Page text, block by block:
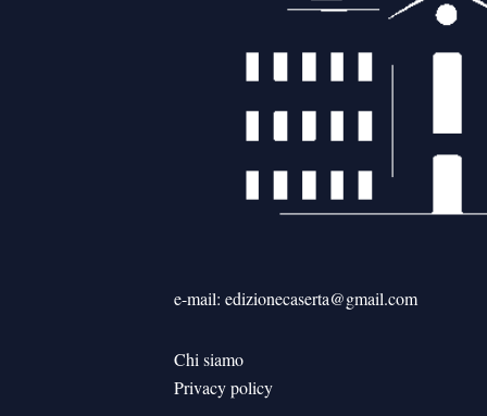
e-mail: edizionecaserta@gmail.com
Chi siamo
Privacy policy